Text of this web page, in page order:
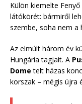
Külön kiemelte
látókörét: bármiről
szembe, soha nem
Az elmúlt három év
Hungária tagjait. A
Dome telt házas
korszak – mégis újra